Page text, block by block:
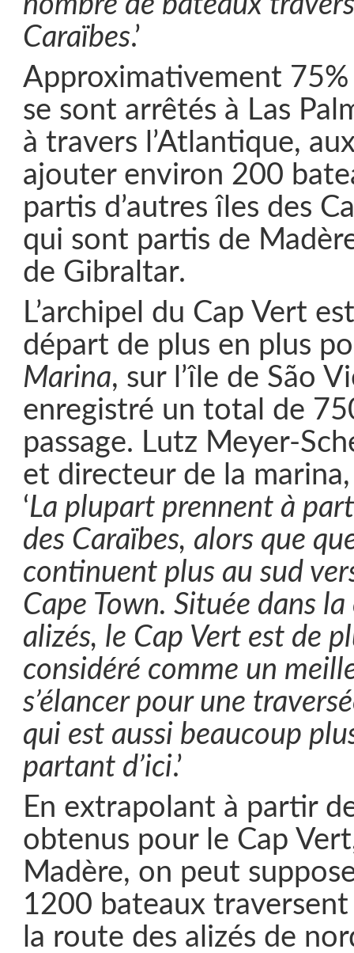
Caraïbes.’
Approximativement
se sont arrêtés à Las
à travers l’Atlantique,
ajouter environ 200
partis d’autres îles des
qui sont partis de
de Gibraltar.
L’archipel du Cap Vert
départ de plus en plus
Marina, sur l’île de São
enregistré un total de
passage. Lutz Meyer-
et directeur de la
‘La plupart prennent à
des Caraïbes, alors que
continuent plus au sud
Cape Town. Située dans
alizés, le Cap Vert est de
considéré comme un
s’élancer pour une
qui est aussi beaucoup
partant d’ici.’
En extrapolant à partir
obtenus pour le Cap
Madère, on peut
1200 bateaux traversent
la route des alizés de